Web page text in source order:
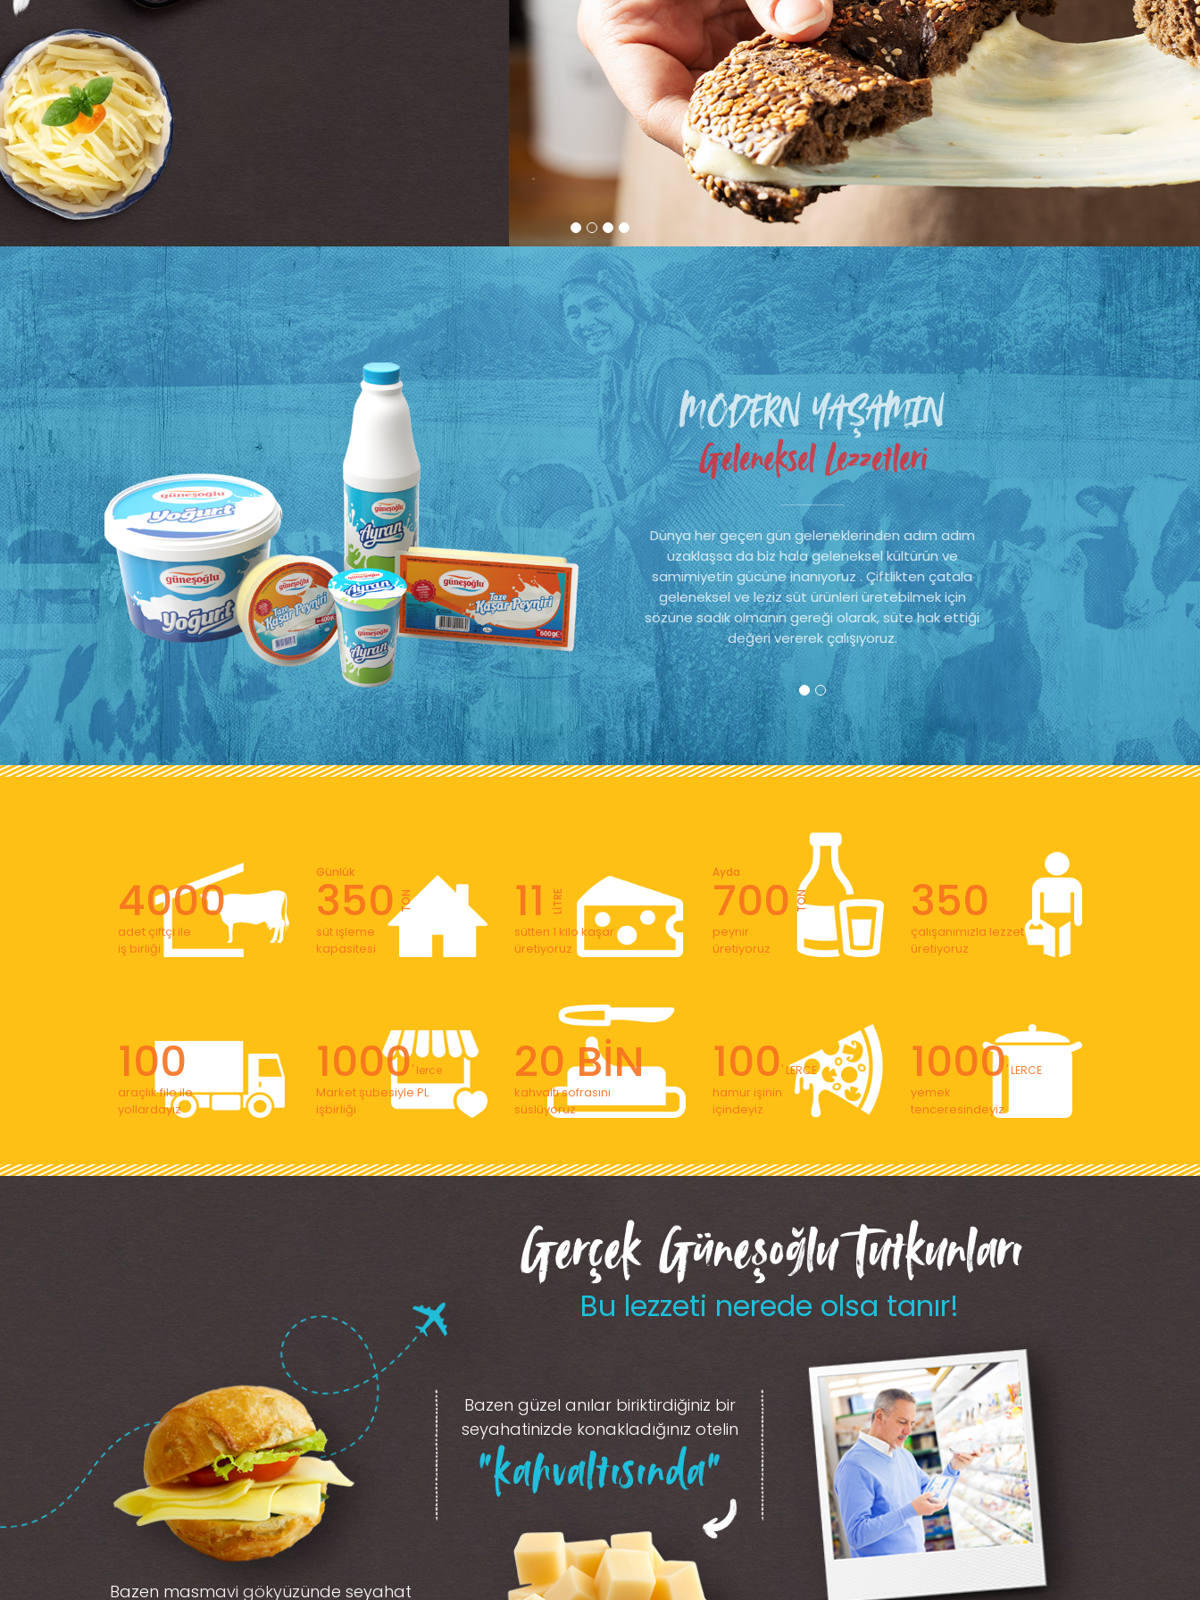
MODERN YAŞAMIN
Geleneksel Lezzetleri
Dünya her geçen gün geleneklerinden adım adım
uzaklaşsa da biz hala geleneksel kültürün ve
samimiyetin gücüne inanıyoruz . Çiftlikten çatala
geleneksel ve leziz süt ürünleri üretebilmek için
sözüne sadık olmanın gereği olarak, süte hak ettiği
değeri vererek çalışıyoruz.
4000
adet çiftçi ile
iş birliği
350
Günlük
TON
süt işleme
kapasitesi
11 LİTRE
sütten 1 kilo kaşar
üretiyoruz
700
Ayda
TON
peynir
üretiyoruz
350
çalışanımızla lezzet
üretiyoruz
100
araçlık filo ile
yollardayız
1000' lerce
Market şubesiyle PL
işbirliği
20 BİN
kahvaltı sofrasını
süslüyoruz
100' LERCE
hamur işinin
içindeyiz
1000' LERCE
yemek
tenceresindeyiz
Gerçek Güneşoğlu Tutkunları
Bu lezzeti nerede olsa tanır!
Bazen masmavi gökyüzünde seyahat
Bazen güzel anılar biriktirdiğiniz bir
seyahatinizde konakladığınız otelin
“kahvaltısında”